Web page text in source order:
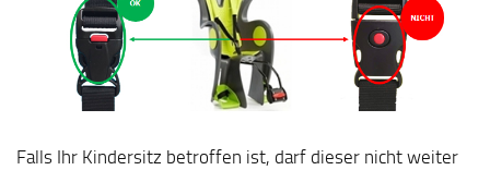
Falls Ihr Kindersitz betroffen ist, darf dieser nicht weiter